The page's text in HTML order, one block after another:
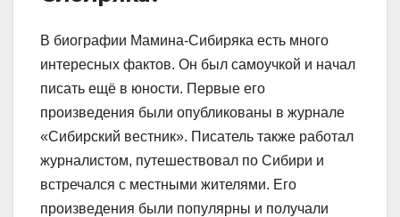
В биографии Мамина-Сибиряка есть много
интересных фактов. Он был самоучкой и начал
писать ещё в юности. Первые его
произведения были опубликованы в журнале
«Сибирский вестник». Писатель также работал
журналистом, путешествовал по Сибири и
встречался с местными жителями. Его
произведения были популярны и получали